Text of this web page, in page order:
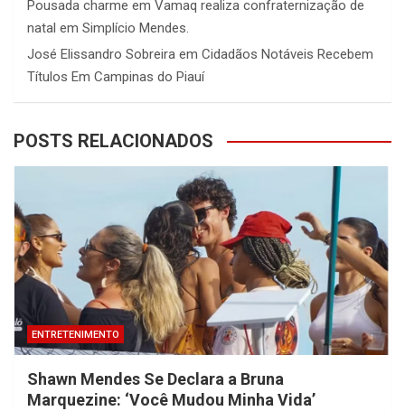
Pousada charme em Vamaq realiza confraternização de
natal em Simplício Mendes.
José Elissandro Sobreira em Cidadãos Notáveis Recebem
Títulos Em Campinas do Piauí
POSTS RELACIONADOS
ENTRETENIMENTO
Shawn Mendes Se Declara a Bruna
Marquezine: ‘Você Mudou Minha Vida’